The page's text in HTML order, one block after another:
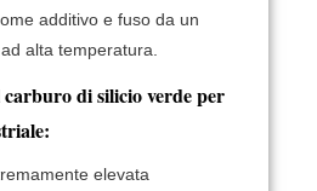
additivo e fuso da un
alta temperatura.
di silicio verde per
elevata